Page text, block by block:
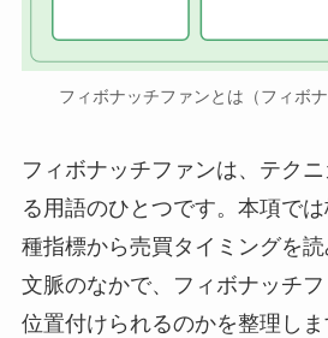
フィボナッチファンとは（フィボ
フィボナッチファンは、テク
る用語のひとつです。本項で
種指標から売買タイミングを
文脈のなかで、フィボナッチ
位置付けられるのかを整理しま